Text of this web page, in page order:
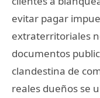
evitar pagar
extraterritoriales
documentos
clandestina de
reales dueños se